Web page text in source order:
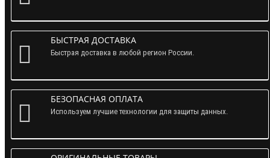
БЫСТРАЯ ДОСТАВКА
Быстрая доставка в любой регион России.
БЕЗОПАСНАЯ ОПЛАТА
Используем лучшие технологии для защиты данных.